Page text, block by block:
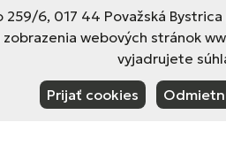
259/6, 017 44 Považská
webových stránok
vyjadrujete
Prijať cookies